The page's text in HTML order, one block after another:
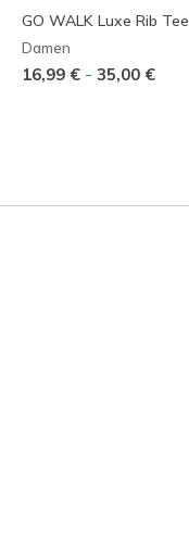
GO WALK Luxe Rib Tee
Damen
16,99 € - 35,00 €